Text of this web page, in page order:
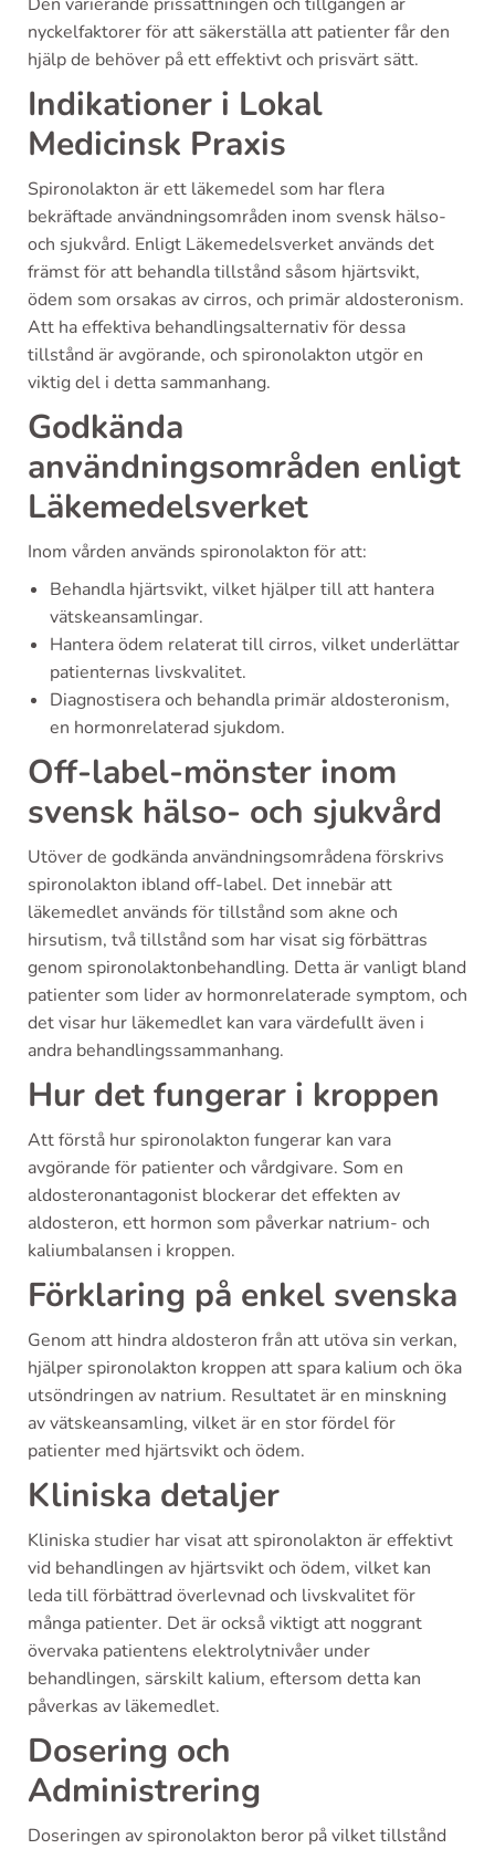
nyckelfaktorer för att säkerställa att patienter får den
hjälp de behöver på ett effektivt och prisvärt sätt.
Indikationer i Lokal
Medicinsk Praxis
Spironolakton är ett läkemedel som har flera
bekräftade användningsområden inom svensk hälso-
och sjukvård. Enligt Läkemedelsverket används det
främst för att behandla tillstånd såsom hjärtsvikt,
ödem som orsakas av cirros, och primär aldosteronism.
Att ha effektiva behandlingsalternativ för dessa
tillstånd är avgörande, och spironolakton utgör en
viktig del i detta sammanhang.
Godkända
användningsområden enligt
Läkemedelsverket
Inom vården används spironolakton för att:
Behandla hjärtsvikt, vilket hjälper till att hantera
vätskeansamlingar.
Hantera ödem relaterat till cirros, vilket underlättar
patienternas livskvalitet.
Diagnostisera och behandla primär aldosteronism,
en hormonrelaterad sjukdom.
Off-label-mönster inom
svensk hälso- och sjukvård
Utöver de godkända användningsområdena förskrivs
spironolakton ibland off-label. Det innebär att
läkemedlet används för tillstånd som akne och
hirsutism, två tillstånd som har visat sig förbättras
genom spironolaktonbehandling. Detta är vanligt bland
patienter som lider av hormonrelaterade symptom, och
det visar hur läkemedlet kan vara värdefullt även i
andra behandlingssammanhang.
Hur det fungerar i kroppen
Att förstå hur spironolakton fungerar kan vara
avgörande för patienter och vårdgivare. Som en
aldosteronantagonist blockerar det effekten av
aldosteron, ett hormon som påverkar natrium- och
kaliumbalansen i kroppen.
Förklaring på enkel svenska
Genom att hindra aldosteron från att utöva sin verkan,
hjälper spironolakton kroppen att spara kalium och öka
utsöndringen av natrium. Resultatet är en minskning
av vätskeansamling, vilket är en stor fördel för
patienter med hjärtsvikt och ödem.
Kliniska detaljer
Kliniska studier har visat att spironolakton är effektivt
vid behandlingen av hjärtsvikt och ödem, vilket kan
leda till förbättrad överlevnad och livskvalitet för
många patienter. Det är också viktigt att noggrant
övervaka patientens elektrolytnivåer under
behandlingen, särskilt kalium, eftersom detta kan
påverkas av läkemedlet.
Dosering och
Administrering
Doseringen av spironolakton beror på vilket tillstånd